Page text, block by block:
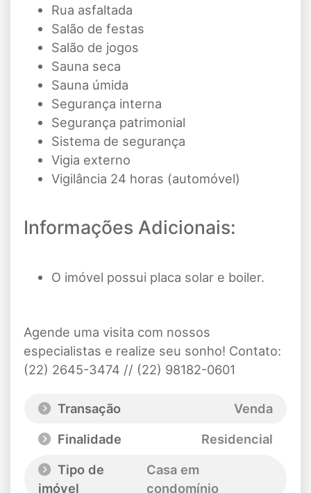
Rua asfaltada
Salão de festas
Salão de jogos
Sauna seca
Sauna úmida
Segurança interna
Segurança patrimonial
Sistema de segurança
Vigia externo
Vigilância 24 horas (automóvel)
Informações Adicionais:
O imóvel possui placa solar e boiler.
Agende uma visita com nossos
especialistas e realize seu sonho! Contato:
(22) 2645-3474 // (22) 98182-0601
Transação
Venda
Finalidade
Residencial
Tipo de
imóvel
Casa em
condomínio